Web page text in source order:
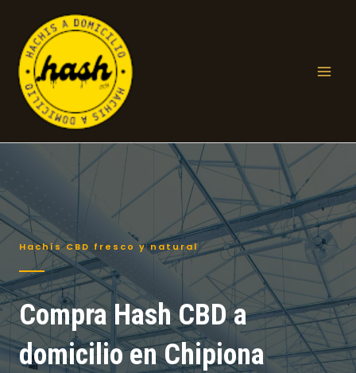
contenido
Hachís CBD fresco y natural
Compra Hash CBD a
domicilio en Chipiona